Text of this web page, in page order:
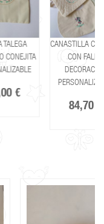
CANASTILLA CONEJITA
CON FALDA
DECORACIÓN
PERSONALIZABLE